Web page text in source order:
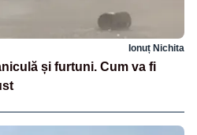
Ionuț Nichita
și furtuni. Cum va fi